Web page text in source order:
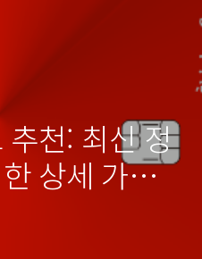
천: 최신 정
상세 가이